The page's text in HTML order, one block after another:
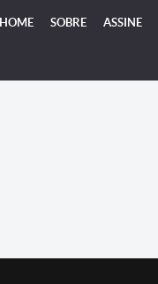
HOME SOBRE ASSINE